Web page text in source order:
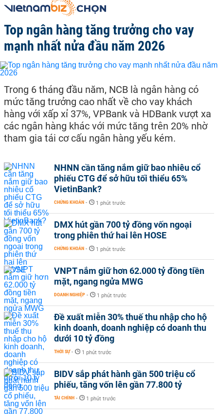
Top ngân hàng tăng trưởng cho vay
mạnh nhất nửa đầu năm 2026
Trong 6 tháng đầu năm, NCB là ngân hàng có
mức tăng trưởng cao nhất về cho vay khách
hàng với xấp xỉ 37%, VPBank và HDBank vượt xa
các ngân hàng khác với mức tăng trên 20% nhờ
tham gia tái cơ cấu ngân hàng yếu kém.
NHNN cần tăng nắm giữ bao nhiêu cổ
phiếu CTG để sở hữu tối thiểu 65%
VietinBank?
CHỨNG KHOÁN - 1 phút trước
DMX hút gần 700 tỷ đồng vốn ngoại
trong phiên thứ hai lên HOSE
CHỨNG KHOÁN - 1 phút trước
VNPT nắm giữ hơn 62.000 tỷ đồng tiền
mặt, ngang ngửa MWG
DOANH NGHIỆP - 1 phút trước
Đề xuất miễn 30% thuế thu nhập cho hộ
kinh doanh, doanh nghiệp có doanh thu
dưới 10 tỷ đồng
THỜI SỰ - 1 phút trước
BIDV sắp phát hành gần 500 triệu cổ
phiếu, tăng vốn lên gần 77.800 tỷ
TÀI CHÍNH - 1 phút trước